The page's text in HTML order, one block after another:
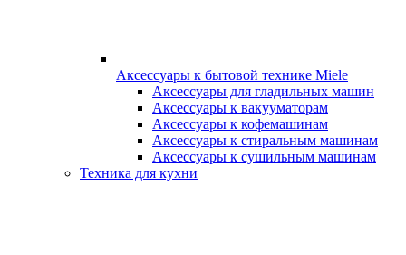
Аксессуары к бытовой технике Miele
Аксессуары для гладильных машин
Аксессуары к вакууматорам
Аксессуары к кофемашинам
Аксессуары к стиральным машинам
Аксессуары к сушильным машинам
Техника для кухни